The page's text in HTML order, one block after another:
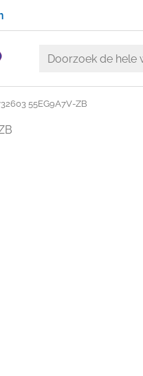
Doorzoek
de
hele
55EG9A7V-ZB